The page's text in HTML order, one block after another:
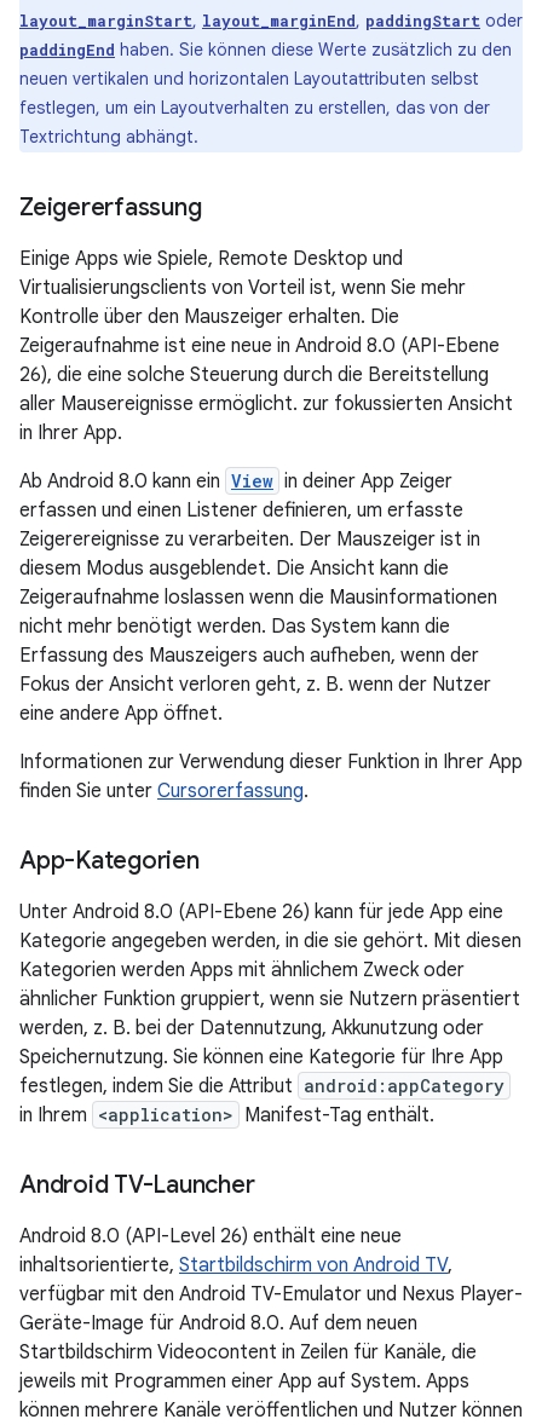
layout_marginStart, layout_marginEnd, paddingStart oder
paddingEnd haben. Sie können diese Werte zusätzlich zu den
neuen vertikalen und horizontalen Layoutattributen selbst
festlegen, um ein Layoutverhalten zu erstellen, das von der
Textrichtung abhängt.
Zeigererfassung
Einige Apps wie Spiele, Remote Desktop und
Virtualisierungsclients von Vorteil ist, wenn Sie mehr
Kontrolle über den Mauszeiger erhalten. Die
Zeigeraufnahme ist eine neue in Android 8.0 (API-Ebene
26), die eine solche Steuerung durch die Bereitstellung
aller Mausereignisse ermöglicht. zur fokussierten Ansicht
in Ihrer App.
Ab Android 8.0 kann ein View in deiner App Zeiger
erfassen und einen Listener definieren, um erfasste
Zeigerereignisse zu verarbeiten. Der Mauszeiger ist in
diesem Modus ausgeblendet. Die Ansicht kann die
Zeigeraufnahme loslassen wenn die Mausinformationen
nicht mehr benötigt werden. Das System kann die
Erfassung des Mauszeigers auch aufheben, wenn der
Fokus der Ansicht verloren geht, z. B. wenn der Nutzer
eine andere App öffnet.
Informationen zur Verwendung dieser Funktion in Ihrer App
finden Sie unter Cursorerfassung.
App-Kategorien
Unter Android 8.0 (API-Ebene 26) kann für jede App eine
Kategorie angegeben werden, in die sie gehört. Mit diesen
Kategorien werden Apps mit ähnlichem Zweck oder
ähnlicher Funktion gruppiert, wenn sie Nutzern präsentiert
werden, z. B. bei der Datennutzung, Akkunutzung oder
Speichernutzung. Sie können eine Kategorie für Ihre App
festlegen, indem Sie die Attribut android:appCategory
in Ihrem <application> Manifest-Tag enthält.
Android TV-Launcher
Android 8.0 (API-Level 26) enthält eine neue
inhaltsorientierte, Startbildschirm von Android TV,
verfügbar mit den Android TV-Emulator und Nexus Player-
Geräte-Image für Android 8.0. Auf dem neuen
Startbildschirm Videocontent in Zeilen für Kanäle, die
jeweils mit Programmen einer App auf System. Apps
können mehrere Kanäle veröffentlichen und Nutzer können